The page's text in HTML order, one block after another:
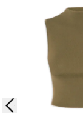
ADICIONAR